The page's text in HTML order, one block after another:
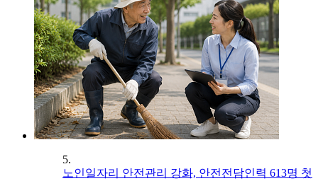
5.
노인일자리 안전관리 강화, 안전전담인력 613명 첫